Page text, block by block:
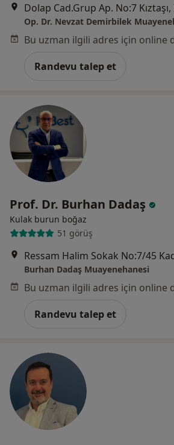
Dolap Cad.Grup Ap. No:7
Op. Dr. Nevzat Demirbilek
Randevu talep et
Prof. Dr. Burhan Dadaş
Kulak burun boğaz
51 görüş
Burhan Dadaş Muayenehanesi
Randevu talep et